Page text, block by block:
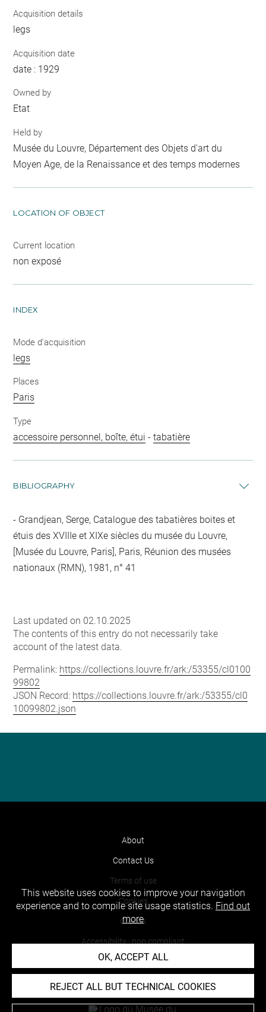
Acquisition details
legs
Acquisition date
date : 1929
Owned by
Etat
Held by
Musée du Louvre, Département des Objets d'art du
Moyen Age, de la Renaissance et des temps modernes
LOCATION OF OBJECT
Current location
non exposé
INDEX
Mode d'acquisition
legs
Places
Paris
Type
accessoire personnel, boîte, étui -tabatière
BIBLIOGRAPHY
Grandjean, Serge, Catalogue des tabatières boites et
étuis des XVIIIe et XIXe siècles du musée du Louvre,
[Musée du Louvre, Paris], Paris, Réunion des musées
nationaux (RMN), 1981, n° 41
Last updated on 02.10.2025
The contents of this entry do not necessarily take
account of the latest data.
Permalink: https://collections.louvre.fr/ark:/53355/cl0100
99802
JSON Record: https://collections.louvre.fr/ark:/53355/cl0
10099802.json
About
Contact Us
Terms of use
Cookies
Credits
Accessibility : non compliant
This website uses cookies to improve your navigation
experience and to compile site usage statistics. Find out
more
OK, ACCEPT ALL
REJECT ALL BUT TECHNICAL COOKIES